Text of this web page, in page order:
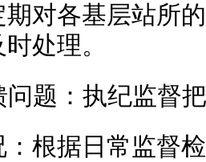
期对各基层站所
处理。
题：执纪监督把
据日常监督检